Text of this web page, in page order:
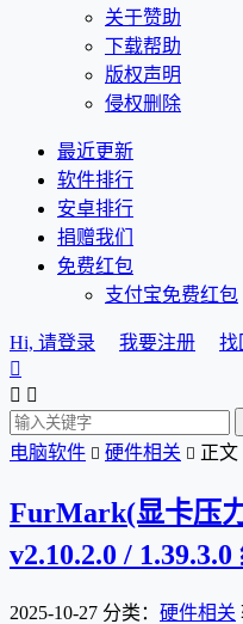
关于赞助
下载帮助
版权声明
侵权删除
最近更新
软件排行
安卓排行
捐赠我们
免费红包
支付宝免费红包
Hi, 请登录 我要注册
找

 
电脑软件  硬件相关  正文
FurMark(显卡压
v2.10.2.0 /
2025-10-27 分类： 硬件相关